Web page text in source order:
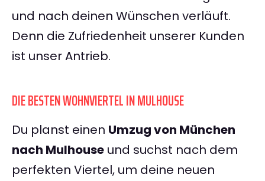
und nach deinen Wünschen verläuft.
Denn die Zufriedenheit unserer Kunden
ist unser Antrieb.
DIE BESTEN WOHNVIERTEL IN MULHOUSE
Du planst einen Umzug von München
nach Mulhouse und suchst nach dem
perfekten Viertel, um deine neuen